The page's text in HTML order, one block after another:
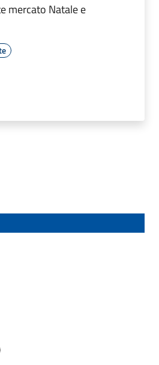
mercato Natale e